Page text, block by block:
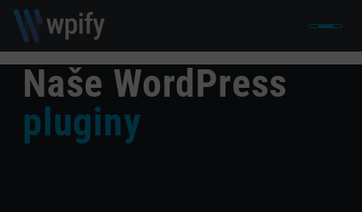
Naše WordPress
pluginy